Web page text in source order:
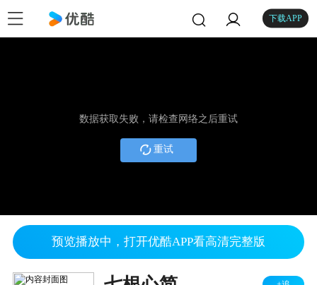
下载APP
数据获取失败，请检查网络之后重试
重试
预览播放中，打开优酷APP看高清完整版